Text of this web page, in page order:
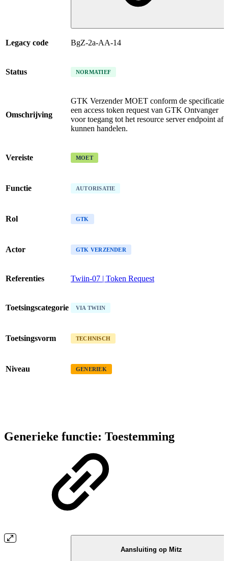
Legacy code BgZ-2a-AA-14
Status NORMATIEF
Omschrijving
GTK Verzender MOET conform de specificaties
een access token request van GTK Ontvanger
voor toegang tot het resource server endpoint af
kunnen handelen.
Vereiste MOET
Functie AUTORISATIE
Rol GTK
Actor GTK VERZENDER
Referenties Twiin-07 | Token Request
Toetsingscategorie VIA TWIIN
Toetsingsvorm TECHNISCH
Niveau GENERIEK
Generieke functie: Toestemming
Aansluiting op Mitz